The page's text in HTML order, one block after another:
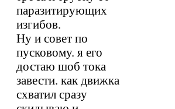
паразитирующих
изгибов.
Ну и совет по
пусковому. я его
достаю шоб тока
завести. как движка
схватил сразу